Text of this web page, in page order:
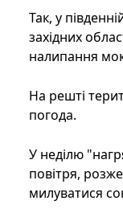
Так, у
західних
налипання
На решті
погода.
У неділю
повітря,
милуватися